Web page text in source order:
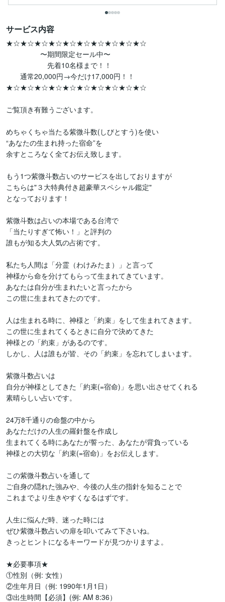
サービス内容
★☆★☆★☆★☆★☆★☆★☆★☆★☆★☆
〜期間限定セール中〜
先着10名様まで！！
通常20,000円→今だけ17,000円！！
★☆★☆★☆★☆★☆★☆★☆★☆★☆★☆
ご覧頂き有難うございます。
めちゃくちゃ当たる紫微斗数(しびとすう)を使い
“あなたの生まれ持った宿命”を
余すところなく全てお伝え致します。
もう1つ紫微斗数占いのサービスを出しておりますが
こちらは"３大特典付き超豪華スペシャル鑑定"
となっております！
紫微斗数は占いの本場である台湾で
「当たりすぎて怖い！」と評判の
誰もが知る大人気の占術です。
私たち人間は「分霊（わけみたま）」と言って
神様から命を分けてもらって生まれてきています。
あなたは自分が生まれたいと言ったから
この世に生まれてきたのです。
人は生まれる時に、神様と「約束」をして生まれてきます。
この世に生まれてくるときに自分で決めてきた
神様との「約束」があるのです。
しかし、人は誰もが皆、その「約束」を忘れてしまいます。
紫微斗数占いは
自分が神様としてきた「約束(=宿命)」を思い出させてくれる
素晴らしい占いです。
24万8千通りの命盤の中から
あなただけの人生の羅針盤を作成し
生まれてくる時にあなたが誓った、あなたが背負っている
神様との大切な「約束(=宿命)」をお伝えします。
この紫微斗数占いを通して
ご自身の隠れた強みや、今後の人生の指針を知ることで
これまでより生きやすくなるはずです。
人生に悩んだ時、迷った時には
ぜひ紫微斗数占いの扉を叩いてみて下さいね。
きっとヒントになるキーワードが見つかりますよ。
★必要事項★
①性別（例: 女性）
②生年月日（例: 1990年1月1日）
③出生時間【必須】(例: AM 8:36）